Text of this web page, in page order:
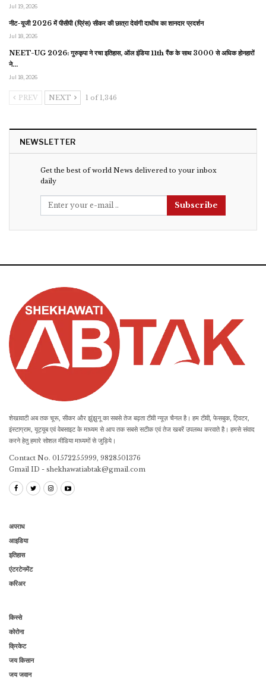
Jul 19, 2026
नीट-यूजी 2026 में पीसीपी (प्रिंस) सीकर की छात्रा देवांगी दाधीच का शानदार प्रदर्शन
Jul 18, 2026
NEET-UG 2026: गुरुकृपा ने रचा इतिहास, ऑल इंडिया 11th रैंक के साथ 3000 से अधिक होनहारों
ने…
Jul 18, 2026
PREV NEXT 1 of 1,346
NEWSLETTER
Get the best of world News delivered to your inbox
daily
Subscribe
शेखावाटी अब तक चूरू, सीकर और झुंझुनू का सबसे तेज बढ़ता टीवी न्यूज़ चैनल है। हम टीवी, फेसबुक, ट्विटर,
इंस्टाग्राम, यूट्यूब एवं वेबसाइट के माध्यम से आप तक सबसे सटीक एवं तेज खबरें उपलब्ध करवाते है। हमसे संवाद
करने हेतु हमारे सोशल मीडिया माध्यमों से जुड़िये।
Contact No. 01572255999, 9828501376
Gmail ID - shekhawatiabtak@gmail.com
अपराध
आइडिया
इतिहास
एंटरटेनमेंट
करिअर
किस्से
कोरोना
क्रिकेट
जय किसान
जय जवान